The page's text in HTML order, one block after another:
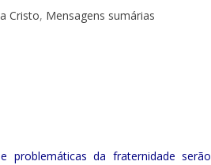
Cristo, Mensagens sumárias
da fraternidade serão